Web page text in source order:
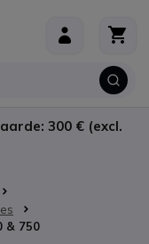
300 € (excl.
& 750